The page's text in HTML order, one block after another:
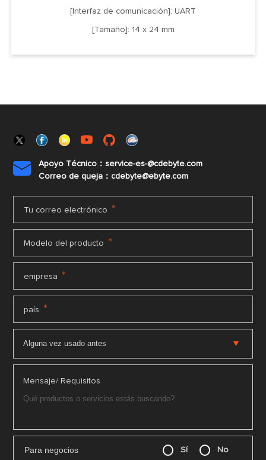
[Interfaz de comunicación]: UART
[Tamaño]: 14 x 24 mm

Apoyo Técnico：service-es-@cdebyte.com
Correo de queja：cdebyte@ebyte.com
Tu correo electrónico *
Modelo del producto *
empresa *
país *
Mensaje/ Requisitos
Para negocios Sí No